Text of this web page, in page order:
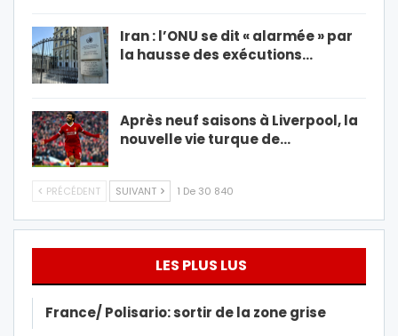
Iran : l’ONU se dit « alarmée » par
la hausse des exécutions…
Après neuf saisons à Liverpool, la
nouvelle vie turque de…
PRÉCÉDENT SUIVANT 1 De 30 840
LES PLUS LUS
France/ Polisario: sortir de la zone grise